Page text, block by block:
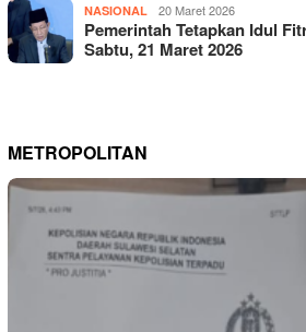
NASIONAL 20 Maret 2026
Pemerintah Tetapkan Idul
Sabtu, 21 Maret 2026
METROPOLITAN